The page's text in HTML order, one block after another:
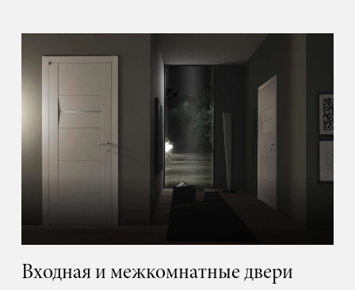
Входная и межкомнатные двери